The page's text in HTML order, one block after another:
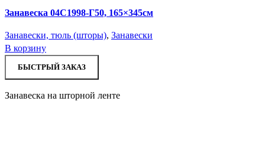
Занавеска 04С1998-Г50, 165×345см
Занавески, тюль (шторы), Занавески
В корзину
БЫСТРЫЙ ЗАКАЗ
Занавеска на шторной ленте